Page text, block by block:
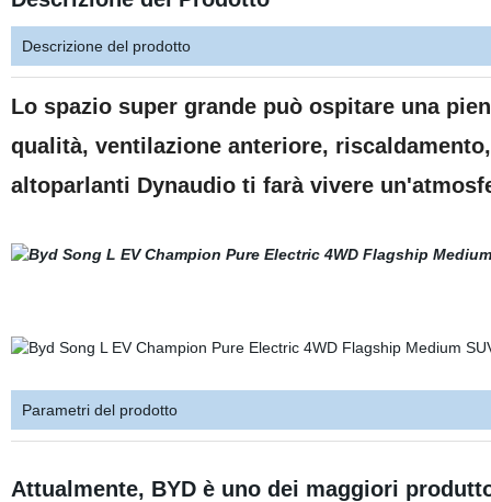
Descrizione del prodotto
Lo spazio super grande può ospitare una
qualità, ventilazione anteriore,
altoparlanti Dynaudio ti farà vivere
Parametri del prodotto
Attualmente, BYD è uno dei maggiori